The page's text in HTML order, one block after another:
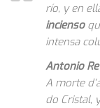
río, y en
incienso
intensa
Antonio
A morte
do Cristal,